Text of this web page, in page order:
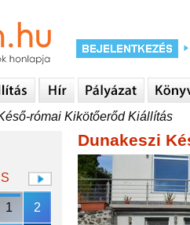
római Kikötőerőd Kiállítás
1 2
Dunakeszi